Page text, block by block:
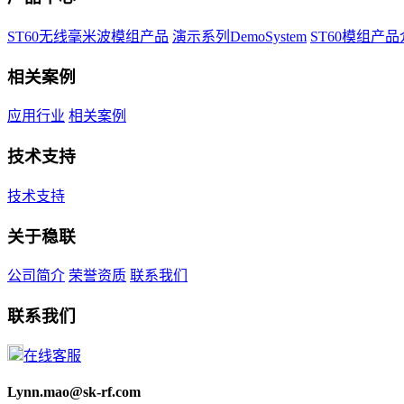
ST60无线毫米波模组产品 演示系列DemoSystem ST60模组产品
相关案例
应用行业 相关案例
技术支持
技术支持
关于稳联
公司简介 荣誉资质 联系我们
联系我们
在线客服
Lynn.mao@sk-rf.com